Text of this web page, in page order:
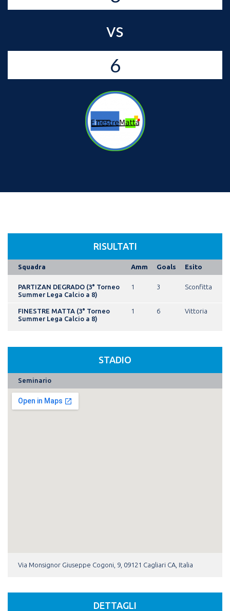
vs
6
RISULTATI
Squadra Amm Goals Esito
PARTIZAN DEGRADO (3° Torneo
Summer Lega Calcio a 8)
1 3 Sconfitta
FINESTRE MATTA (3° Torneo
Summer Lega Calcio a 8)
1 6 Vittoria
STADIO
Seminario
Via Monsignor Giuseppe Cogoni, 9, 09121 Cagliari CA, Italia
DETTAGLI